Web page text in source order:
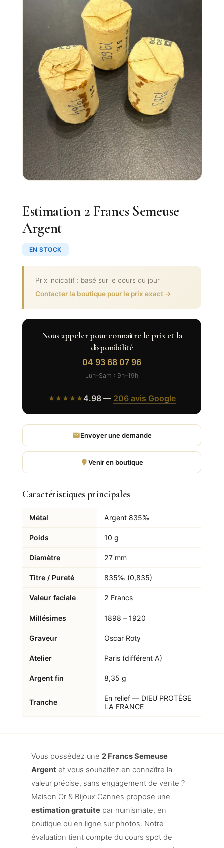
Estimation 2 Francs Semeuse
Argent
EN STOCK
Prix indicatif : basé sur le cours du jour
Contacter la boutique pour le prix exact →
Nous appeler pour connaitre le prix et la
disponibilité
04 93 68 07 96
Lun–Sam : 9h–19h
★★★★★ 4.98 — 206 avis Google
Envoyer une demande
Venir en boutique
Caractéristiques principales
Métal Argent 835‰
Poids 10 g
Diamètre 27 mm
Titre / Pureté 835‰ (0,835)
Valeur faciale 2 Francs
Millésimes 1898 – 1920
Graveur Oscar Roty
Atelier Paris (différent A)
Argent fin 8,35 g
Tranche
En relief — DIEU PROTÈGE
LA FRANCE
Vous possédez une 2 Francs Semeuse
Argentet vous souhaitez en connaître la
valeur précise, sans engagement de vente ?
Maison Or & Bijoux Cannes propose une
estimation gratuitepar numismate, en
boutique ou en ligne sur photos. Notre
évaluation tient compte du cours spot de